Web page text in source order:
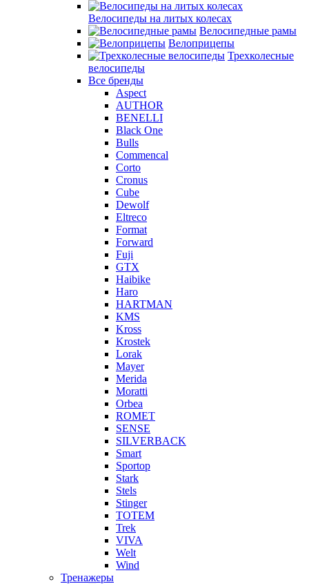
Велосипеды на литых колесах
Велосипедные рамы
Велоприцепы
Трехколесные
велосипеды
Все бренды
Aspect
AUTHOR
BENELLI
Black One
Bulls
Commencal
Corto
Cronus
Cube
Dewolf
Eltreco
Format
Forward
Fuji
GTX
Haibike
Haro
HARTMAN
KMS
Kross
Krostek
Lorak
Mayer
Merida
Moratti
Orbea
ROMET
SENSE
SILVERBACK
Smart
Sportop
Stark
Stels
Stinger
TOTEM
Trek
VIVA
Welt
Wind
Тренажеры